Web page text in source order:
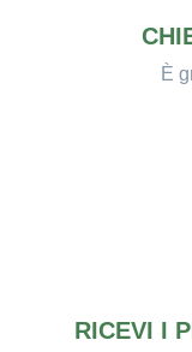
È
RICEVI I